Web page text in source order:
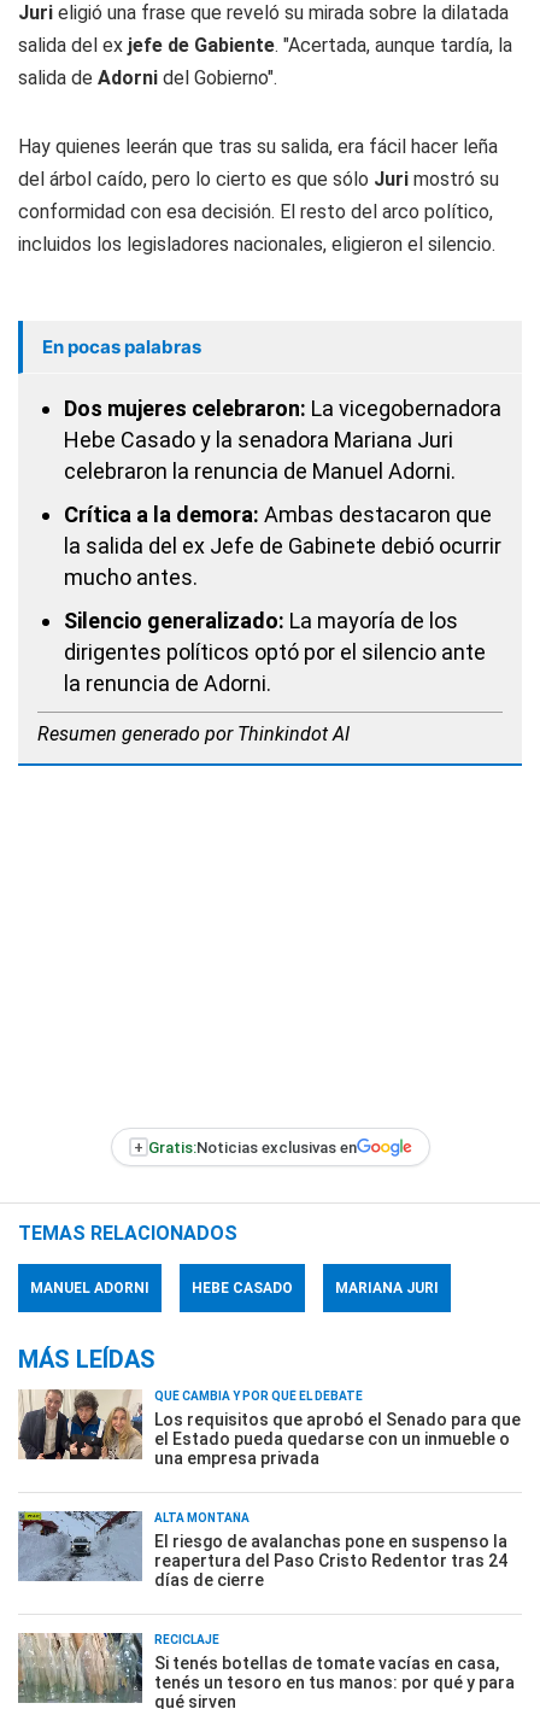
Juri eligió una frase que reveló su mirada sobre la dilatada
salida del ex jefe de Gabiente. "Acertada, aunque tardía, la
salida de Adorni del Gobierno".
Hay quienes leerán que tras su salida, era fácil hacer leña
del árbol caído, pero lo cierto es que sólo Juri mostró su
conformidad con esa decisión. El resto del arco político,
incluidos los legisladores nacionales, eligieron el silencio.
En pocas palabras
Dos mujeres celebraron: La vicegobernadora
Hebe Casado y la senadora Mariana Juri
celebraron la renuncia de Manuel Adorni.
Crítica a la demora: Ambas destacaron que
la salida del ex Jefe de Gabinete debió ocurrir
mucho antes.
Silencio generalizado: La mayoría de los
dirigentes políticos optó por el silencio ante
la renuncia de Adorni.
Resumen generado por Thinkindot AI
+ Gratis:Noticias exclusivas en
TEMAS RELACIONADOS
MANUEL ADORNI HEBE CASADO MARIANA JURI
MÁS LEÍDAS
QUÉ CAMBIA Y POR QUÉ EL DEBATE
Los requisitos que aprobó el Senado para que
el Estado pueda quedarse con un inmueble o
una empresa privada
ALTA MONTAÑA
El riesgo de avalanchas pone en suspenso la
reapertura del Paso Cristo Redentor tras 24
días de cierre
RECICLAJE
Si tenés botellas de tomate vacías en casa,
tenés un tesoro en tus manos: por qué y para
qué sirven